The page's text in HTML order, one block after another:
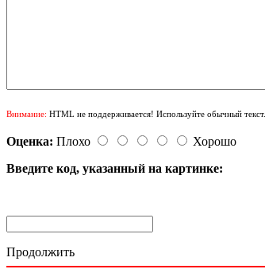
Внимание: HTML не поддерживается! Используйте обычный текст.
Оценка: Плохо
Хорошо
Введите код, указанный на картинке:
Продолжить